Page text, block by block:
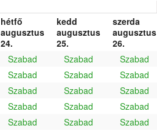
hétfő
augusztus
24.
kedd
augusztus
25.
szerda
augusztus
26.
Szabad Szabad
Szabad
Szabad Szabad
Szabad
Szabad Szabad
Szabad
Szabad Szabad
Szabad
Szabad Szabad
Szabad